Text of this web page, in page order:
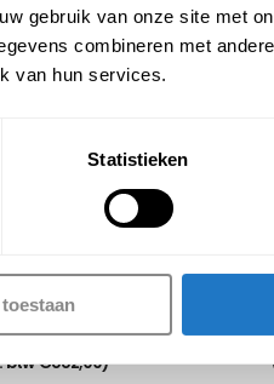
gebruik van onze site met
combineren met
van hun services.
Statistieken
zwart 12 deurs –
729,00
btw€882,09)